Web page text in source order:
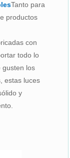
Tanto para
productos
con
todo lo
gusten los
estas luces
y